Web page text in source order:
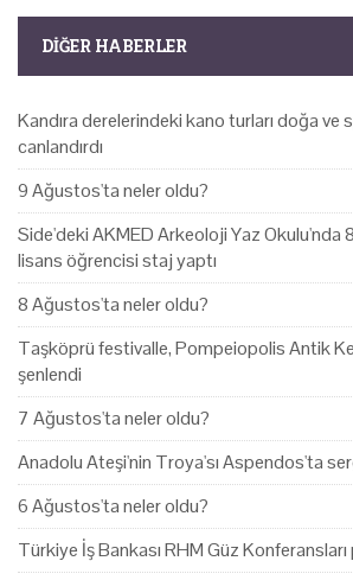
DIĞER HABERLER
Kandıra derelerindeki kano turları doğa
canlandırdı
9 Ağustos'ta neler oldu?
Side'deki AKMED Arkeoloji Yaz Okulu'nda
lisans öğrencisi staj yaptı
8 Ağustos'ta neler oldu?
Taşköprü festivalle, Pompeiopolis Antik
şenlendi
7 Ağustos'ta neler oldu?
Anadolu Ateşi'nin Troya'sı Aspendos'ta
6 Ağustos'ta neler oldu?
Türkiye İş Bankası RHM Güz Konferansları